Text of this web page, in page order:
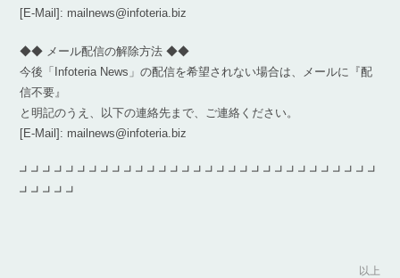
[E-Mail]: mailnews@infoteria.biz
◆◆ メール配信の解除方法 ◆◆
今後「Infoteria News」の配信を希望されない場合は、メールに『配
信不要』
と明記のうえ、以下の連絡先まで、ご連絡ください。
[E-Mail]: mailnews@infoteria.biz
┛┛┛┛┛┛┛┛┛┛┛┛┛┛┛┛┛┛┛┛┛┛┛┛┛┛┛┛┛┛┛
┛┛┛┛┛
以上